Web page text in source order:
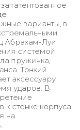
варианты, в
Абрахам-Луи
системой
пружинка,
Тонкий
аксессуару
ударов. В
стенке корпуса
на